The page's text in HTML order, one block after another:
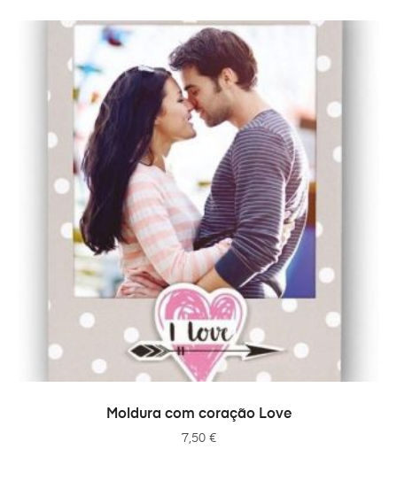
ADICIONAR
Moldura com coração Love
7,50 €